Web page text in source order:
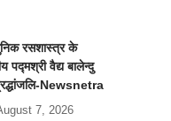
रसशास्त्र के
पद्मश्री वैद्य बालेन्दु
Newsnetra
7, 2026